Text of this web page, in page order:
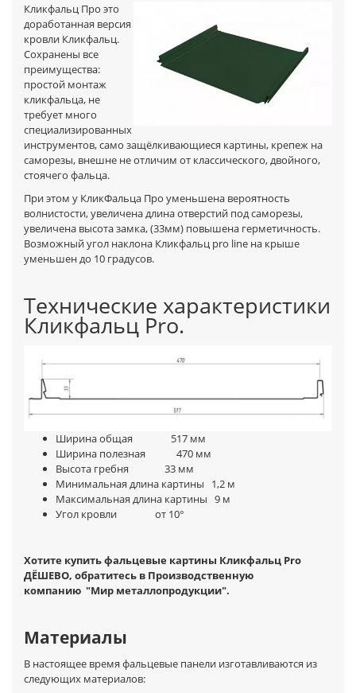
Кликфальц Про это
доработанная версия
кровли Кликфальц.
Сохранены все
преимущества:
простой монтаж
кликфальца, не
требует много
специализированных
инструментов, само защёлкивающиеся картины, крепеж на
саморезы, внешне не отличим от классического, двойного,
стоячего фальца.
При этом у КликФальца Про уменьшена вероятность
волнистости, увеличена длина отверстий под саморезы,
увеличена высота замка, (33мм) повышена герметичность.
Возможный угол наклона Кликфальц pro line на крыше
уменьшен до 10 градусов.
Технические характеристики
Кликфальц Pro.
Ширина общая 517 мм
Ширина полезная 470 мм
Высота гребня 33 мм
Минимальная длина картины 1,2 м
Максимальная длина картины 9 м
Угол кровли от 10°
Хотите купить фальцевые картины Кликфальц Pro
ДЁШЕВО, обратитесь в Производственную
компанию "Мир металлопродукции".
Материалы
В настоящее время фальцевые панели изготавливаются из
следующих материалов: